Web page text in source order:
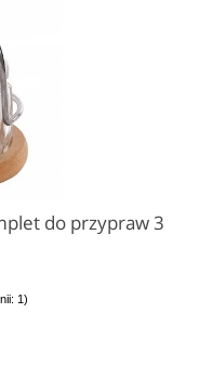
do przypraw 3
1)